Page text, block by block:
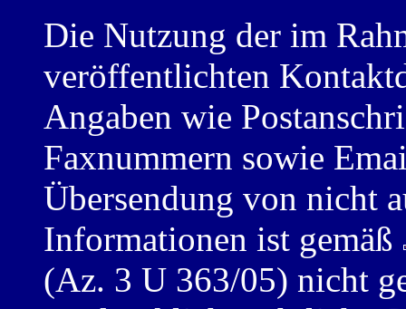
Die Nutzung der im
veröffentlichten
Angaben wie
Faxnummern sowie
Übersendung von nicht
Informationen ist gemäß
(Az. 3 U 363/05) nicht